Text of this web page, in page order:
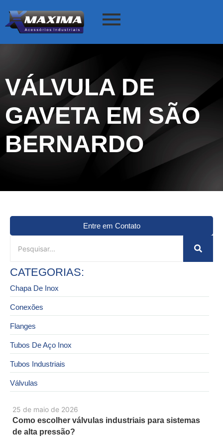
VÁLVULA DE
GAVETA EM SÃO
BERNARDO
25 de maio de 2026
Como escolher válvulas industriais para sistemas
de alta pressão?
Entre em Contato
CATEGORIAS:
Chapa De Inox
Conexões
Flanges
Tubos De Aço Inox
Tubos Industriais
Válvulas